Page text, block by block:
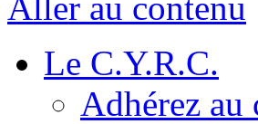
Le C.Y.R.C.
Adhérez au